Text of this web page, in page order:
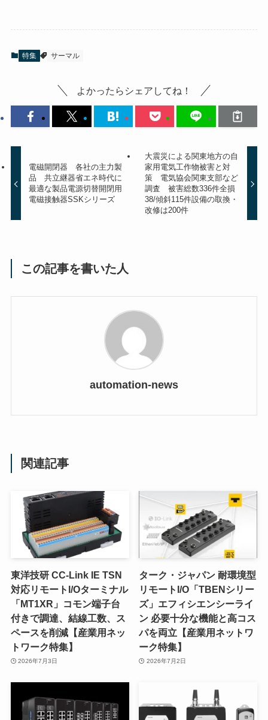
特集 サーマル
よかったらシェアしてね！
電磁開閉器 各社の主力製
品 共立継器省エネ時代に
最適な製品電源切替開閉用
電磁接触器SSKシリーズ
大震災による関東地方の自
家用電気工作物被害と対
策 電気協会関東支部など
調査 被害総数336件全損
38/傾斜115件設備の取換・
改修は200件
この記事を書いた人
automation-news
関連記事
東洋技研 CC-Link IE TSN
対応リモートI/Oターミナル
「MT1XR」コモン端子台
付きで調達、結線工数、ス
ペースを削減【産業用ネッ
トワーク特集】
2026年7月3日
ターク・ジャパン 耐環境型
リモートI/O「TBENシリー
ズ」エフィシエンシーライ
ン 必要十分な機能と高コス
パを両立【産業用ネットワ
ーク特集】
2026年7月2日